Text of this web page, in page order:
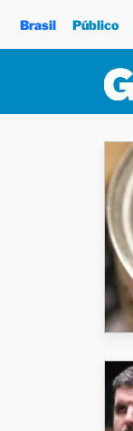
Brasil Público